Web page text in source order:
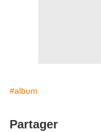
#album
Partager